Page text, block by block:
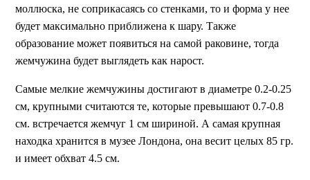
моллюска, не соприкасаясь со стенками, то и форма у нее
будет максимально приближена к шару. Также
образование может появиться на самой раковине, тогда
жемчужина будет выглядеть как нарост.
Самые мелкие жемчужины достигают в диаметре 0.2-0.25
см, крупными считаются те, которые превышают 0.7-0.8
см. встречается жемчуг 1 см шириной. А самая крупная
находка хранится в музее Лондона, она весит целых 85 гр.
и имеет обхват 4.5 см.